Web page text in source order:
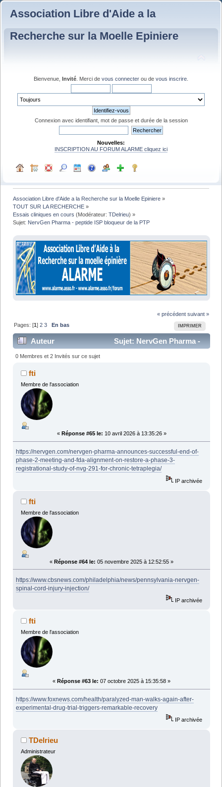
Association Libre d'Aide a la
Recherche sur la Moelle Epiniere
Bienvenue, Invité . Merci de vous connecter ou de vous inscrire
Connexion avec identifiant, mot de passe et durée de la session
Nouvelles:
INSCRIPTION AU FORUM ALARME cliquez ici
Association Libre d'Aide a la Recherche sur la Moelle Epiniere »
TOUT SUR LA RECHERCHE »
Essais cliniques en cours (Modérateur:TDelrieu) »
Sujet: NervGen Pharma - peptide ISP bloqueur de la PTP
« précédent suivant »
IMPRIMER
Pages: [1]2 3 En bas
Auteur
Sujet: NervGen Pharma -
peptide ISP bloqueur de la PTP (Lu 107725 fois)
0 Membres et 2 Invités sur ce sujet
fti
Membre de l'association
« Réponse #65 le: 10 avril 2026 à 13:35:26 »
https://nervgen.com/nervgen-pharma-announces-successful-end-of-
phase-2-meeting-and-fda-alignment-on-restore-a-phase-3-
registrational-study-of-nvg-291-for-chronic-tetraplegia/
IP archivée
fti
Membre de l'association
« Réponse #64 le: 05 novembre 2025 à 12:52:55 »
https://www.cbsnews.com/philadelphia/news/pennsylvania-nervgen-
spinal-cord-injury-injection/
IP archivée
fti
Membre de l'association
« Réponse #63 le: 07 octobre 2025 à 15:35:58 »
https://www.foxnews.com/health/paralyzed-man-walks-again-after-
experimental-drug-trial-triggers-remarkable-recovery
IP archivée
TDelrieu
Administrateur